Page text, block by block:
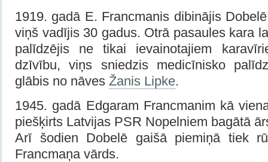
1919. gadā E. Francmanis dibinājis
viņš vadījis 30 gadus. Otrā pasaules kara
palīdzējis ne tikai ievainotajiem
dzīvību, viņs sniedzis medicīnisko
glābis no nāves Žanis Lipke.
1945. gadā Edgaram Francmanim kā
piešķirts Latvijas PSR Nopelniem bagātā
Arī šodien Dobelē gaišā piemiņā tiek
Francmaņa vārds.